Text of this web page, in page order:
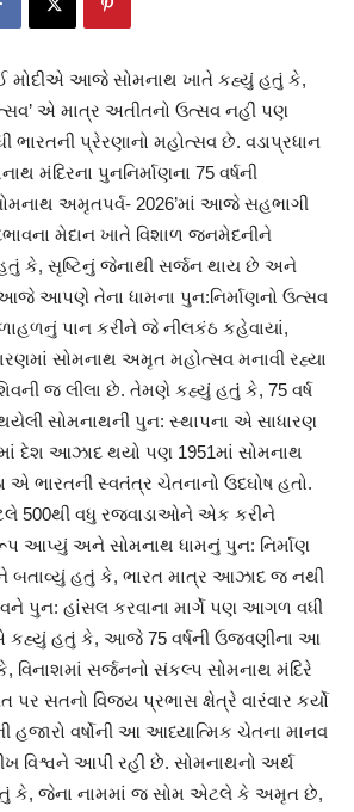
મોદીએ આજે સોમનાથ ખાતે કહ્યું હતું કે,
એ માત્ર અતીતનો ઉત્સવ નહીં પણ
ભારતની પ્રેરણાનો મહોત્સવ છે. વડાપ્રધાન
મંદિરના પુનનિર્માણના 75 વર્ષની
અમૃતપર્વ- 2026’માં આજે સહભાગી
મેદાન ખાતે વિશાળ જનમેદનીને
કે, સૃષ્ટિનું જેનાથી સર્જન થાય છે અને
આપણે તેના ધામના પુન:નિર્માણનો ઉત્સવ
પાન કરીને જે નીલકંઠ કહેવાયાં,
સોમનાથ અમૃત મહોત્સવ મનાવી રહ્યા
જ લીલા છે. તેમણે કહ્યું હતું કે, 75 વર્ષ
સોમનાથની પુન: સ્થાપના એ સાધારણ
દેશ આઝાદ થયો પણ 1951માં સોમનાથ
એ ભારતની સ્વતંત્ર ચેતનાનો ઉદઘોષ હતો.
500થી વધુ રજવાડાઓને એક કરીને
આપ્યું અને સોમનાથ ધામનું પુન: નિર્માણ
બતાવ્યું હતું કે, ભારત માત્ર આઝાદ જ નથી
પુન: હાંસલ કરવાના માર્ગે પણ આગળ વધી
કહ્યું હતું કે, આજે 75 વર્ષની ઉજવણીના આ
સર્જનનો સંકલ્પ સોમનાથ મંદિરે
પર સતનો વિજય પ્રભાસ ક્ષેત્રે વારંવાર કર્યો
હજારો વર્ષોની આ આધ્યાત્મિક ચેતના માનવ
વિશ્વને આપી રહી છે. સોમનાથનો અર્થ
કે, જેના નામમાં જ સોમ એટલે કે અમૃત છે,